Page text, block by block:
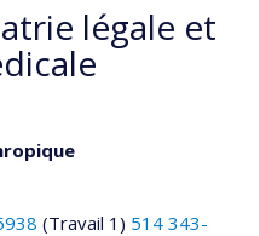
légale et
(Travail 1) 514 343-